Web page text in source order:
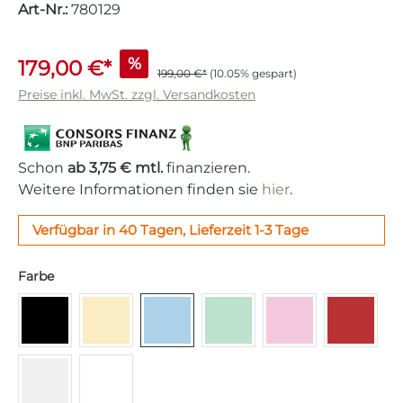
Art-Nr.: 780129
179,00 €* % 199,00 €* (10.05% gespart)
Preise inkl. MwSt. zzgl. Versandkosten
Schon ab 3,75 € mtl. finanzieren.
Weitere Informationen finden sie hier.
Verfügbar in 40 Tagen, Lieferzeit 1-3 Tage
Farbeauswählen